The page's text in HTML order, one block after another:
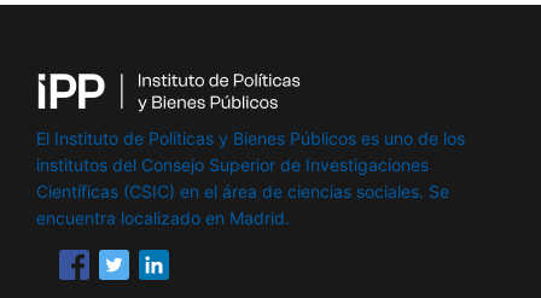
El Instituto de Políticas y Bienes Públicos es uno de los
institutos del Consejo Superior de Investigaciones
Científicas (CSIC) en el área de ciencias sociales. Se
encuentra localizado en Madrid.